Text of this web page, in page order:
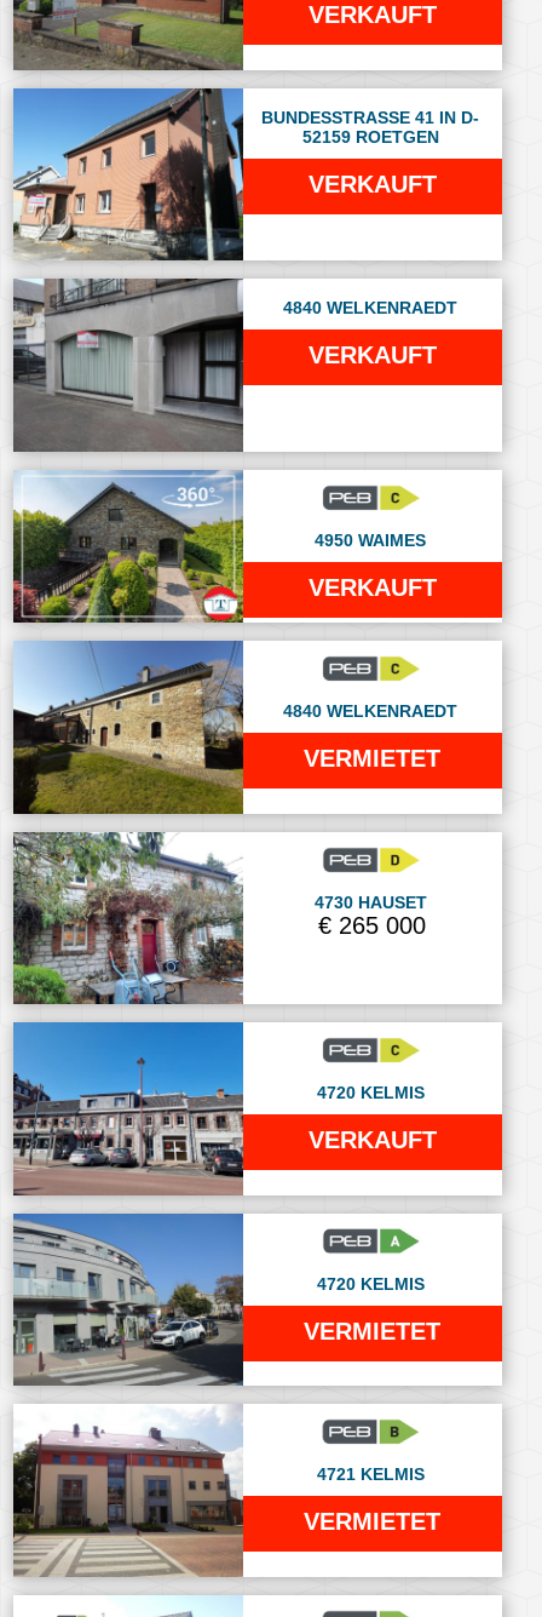
VERKAUFT
BUNDESSTRASSE 41 IN D-
52159 ROETGEN
VERKAUFT
4840 WELKENRAEDT
VERKAUFT
4950 WAIMES
VERKAUFT
4840 WELKENRAEDT
VERMIETET
4730 HAUSET
€ 265 000
4720 KELMIS
VERKAUFT
4720 KELMIS
VERMIETET
4721 KELMIS
VERMIETET